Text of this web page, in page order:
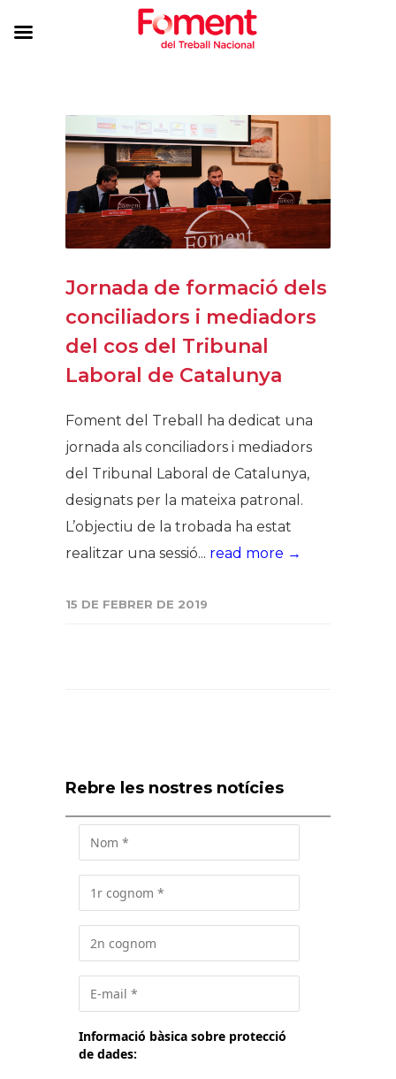
Jornada de formació dels
conciliadors i mediadors
del cos del Tribunal
Laboral de Catalunya
Foment del Treball ha dedicat una
jornada als conciliadors i mediadors
del Tribunal Laboral de Catalunya,
designats per la mateixa patronal.
L’objectiu de la trobada ha estat
realitzar una sessió... read more →
15 DE FEBRER DE 2019
Rebre les nostres notícies
Informació bàsica sobre protecció
de dades: